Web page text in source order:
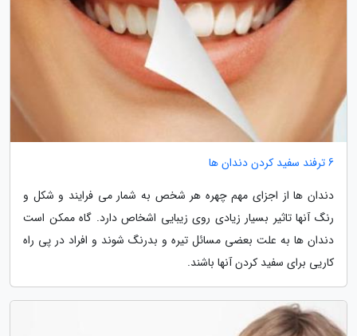
6 ترفند سفید کردن دندان ها
دندان ها از اجزای مهم چهره هر شخص به شمار می فرایند و شکل و
رنگ آنها تاثیر بسیار زیادی روی زیبایی اشخاص دارد. گاه ممکن است
دندان ها به علت بعضی مسائل تیره و بدرنگ شوند و افراد در پی راه
کاریی برای سفید کردن آنها باشند.